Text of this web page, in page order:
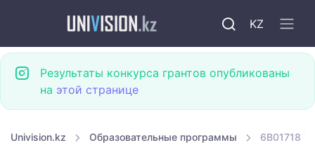
KZ
Результаты конкурса грантов опубликованы
на этой странице
Univision.kz Образовательные программы 6B01718